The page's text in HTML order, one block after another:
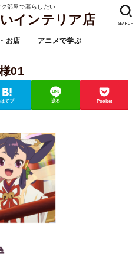
部屋で暮らしたい
インテリア店
お店 アニメで学ぶ
SEARCH
01
はてブ 送る Pocket